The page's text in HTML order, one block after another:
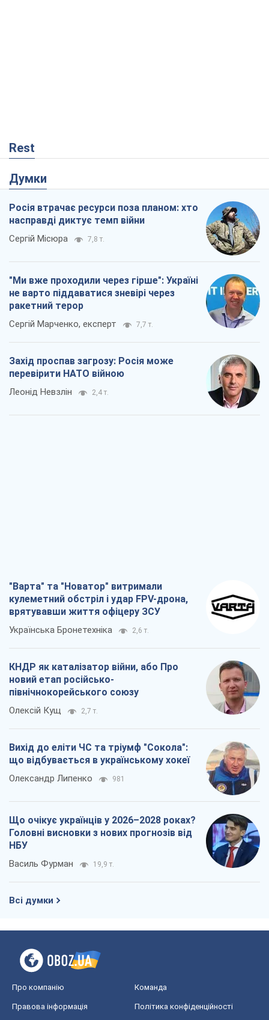
Rest
Думки
Росія втрачає ресурси поза планом: хто
насправді диктує темп війни
Сергій Місюра 7,8 т.
"Ми вже проходили через гірше": Україні
не варто піддаватися зневірі через
ракетний терор
Сергій Марченко, експерт 7,7 т.
Захід проспав загрозу: Росія може
перевірити НАТО війною
Леонід Невзлін 2,4 т.
"Варта" та "Новатор" витримали
кулеметний обстріл і удар FPV-дрона,
врятувавши життя офіцеру ЗСУ
Українська Бронетехніка 2,6 т.
КНДР як каталізатор війни, або Про
новий етап російсько-
північнокорейського союзу
Олексій Кущ 2,7 т.
Вихід до еліти ЧС та тріумф "Сокола":
що відбувається в українському хокеї
Олександр Липенко 981
Що очікує українців у 2026–2028 роках?
Головні висновки з нових прогнозів від
НБУ
Василь Фурман 19,9 т.
Всі думки
Про компанію Команда
Правова інформація Політика конфіденційності